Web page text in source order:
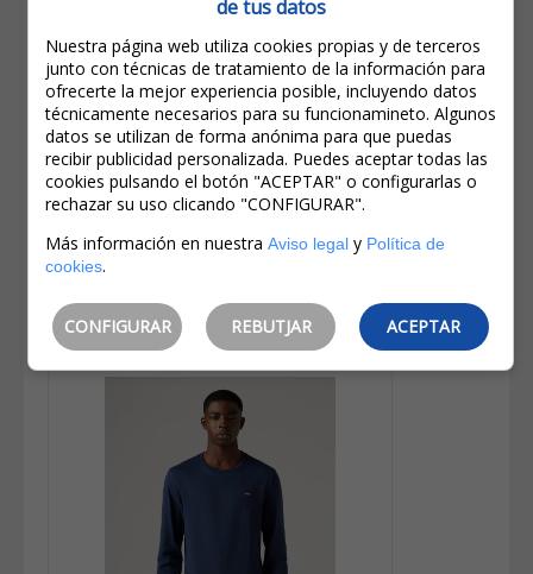
130,00€
104,00€
IVA incluido
Ahorro: 26,00€( 20%)
Levi's® 725™ High Rise Bootcut
Pantalones Vaqueros De Mujer
de tus datos
Nuestra página web utiliza cookies propias y de terceros
junto con técnicas de tratamiento de la información para
ofrecerte la mejor experiencia posible, incluyendo datos
técnicamente necesarios para su funcionamineto. Algunos
datos se utilizan de forma anónima para que puedas
recibir publicidad personalizada. Puedes aceptar todas las
cookies pulsando el botón "ACEPTAR" o configurarlas o
rechazar su uso clicando "CONFIGURAR".
Más información en nuestra Aviso legaly Política de
cookies.
CONFIGURAR REBUTJAR ACEPTAR